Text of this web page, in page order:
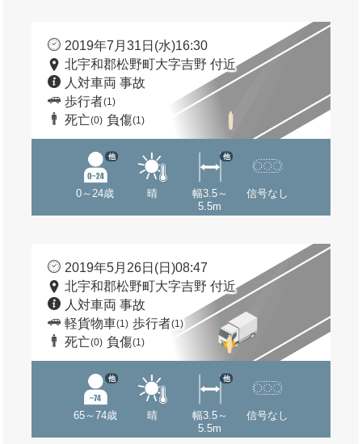
2019年7月31日(水)16:30
北宇和郡松野町大字吉野 付近
人対車両 事故
歩行者(1)
死亡(0) 負傷(1)
0～24歳
他
晴
幅3.5～
5.5m
他
信号なし
2019年5月26日(日)08:47
北宇和郡松野町大字吉野 付近
人対車両 事故
軽貨物車(1) 歩行者(1)
死亡(0) 負傷(1)
65～74歳
他
晴
幅3.5～
5.5m
他
信号なし